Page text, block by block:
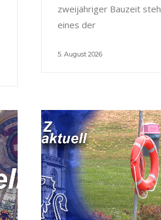
zweijähriger Bauzeit
eines der
5. August 2026